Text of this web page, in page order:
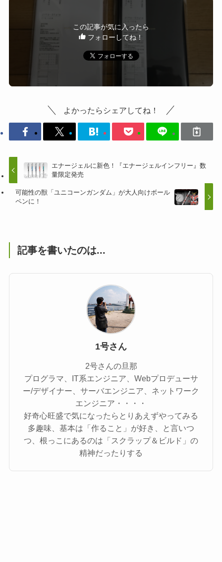
この記事が気に入ったら
フォローしてね！
よかったらシェアしてね！
エナージェルに新色！『エナージェルインフリー』数
量限定発売
可能性の獣「ユニコーンガンダム」が大人向けボール
ペンに！
記事を書いたのは...
1号さん
2号さんの旦那
プログラマ、IT系エンジニア、Webプロデューサ
ー/デザイナー、サーバエンジニア、ネットワーク
エンジニア・・・・
好奇心旺盛で気になったらとりあえずやってみる
多趣味、基本は「作ること」が好き、と言いつ
つ、根っこにあるのは「スクラップ＆ビルド」の
精神だったりする